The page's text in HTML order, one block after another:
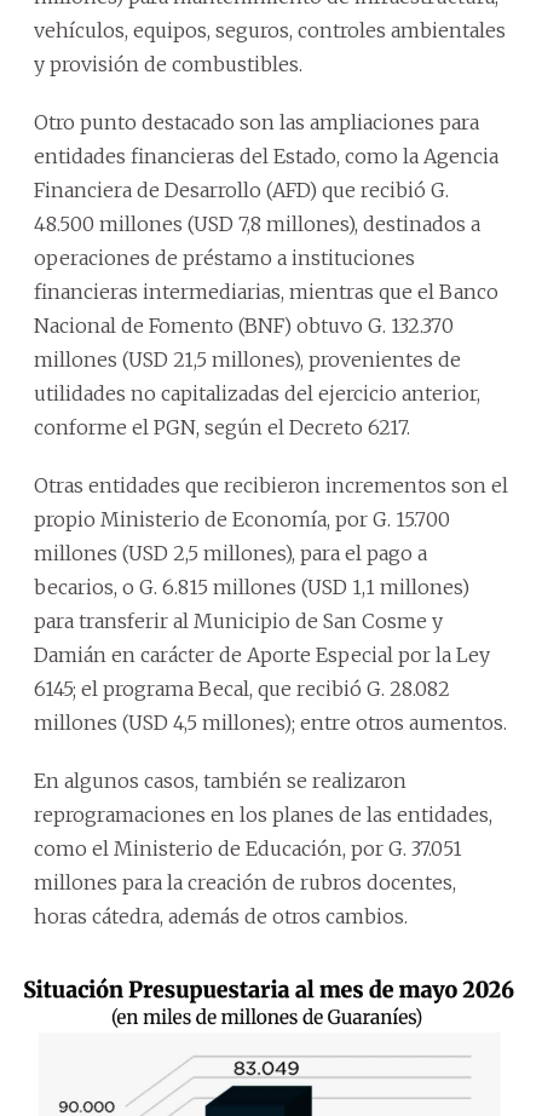
vehículos, equipos, seguros, controles ambientales
y provisión de combustibles.
Otro punto destacado son las ampliaciones para
entidades financieras del Estado, como la Agencia
Financiera de Desarrollo (AFD) que recibió G.
48.500 millones (USD 7,8 millones), destinados a
operaciones de préstamo a instituciones
financieras intermediarias, mientras que el Banco
Nacional de Fomento (BNF) obtuvo G. 132.370
millones (USD 21,5 millones), provenientes de
utilidades no capitalizadas del ejercicio anterior,
conforme el PGN, según el Decreto 6217.
Otras entidades que recibieron incrementos son el
propio Ministerio de Economía, por G. 15.700
millones (USD 2,5 millones), para el pago a
becarios, o G. 6.815 millones (USD 1,1 millones)
para transferir al Municipio de San Cosme y
Damián en carácter de Aporte Especial por la Ley
6145; el programa Becal, que recibió G. 28.082
millones (USD 4,5 millones); entre otros aumentos.
En algunos casos, también se realizaron
reprogramaciones en los planes de las entidades,
como el Ministerio de Educación, por G. 37.051
millones para la creación de rubros docentes,
horas cátedra, además de otros cambios.